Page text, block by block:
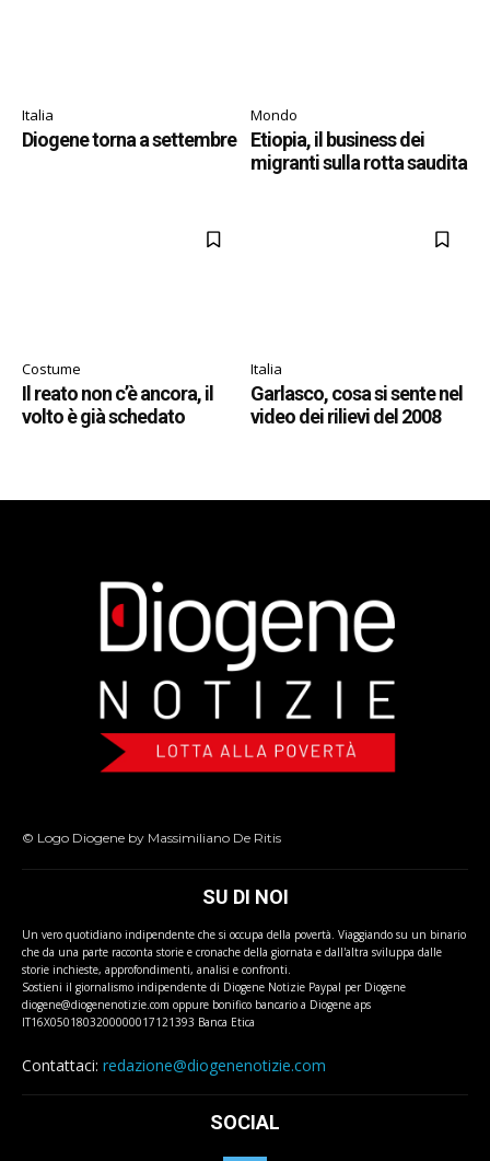
Italia
Diogene torna a settembre
Mondo
Etiopia, il business dei
migranti sulla rotta saudita
Costume
Il reato non c’è ancora, il
volto è già schedato
Italia
Garlasco, cosa si sente nel
video dei rilievi del 2008
© Logo Diogene by Massimiliano De Ritis
SU DI NOI
Un vero quotidiano indipendente che si occupa della povertà. Viaggiando su un binario
che da una parte racconta storie e cronache della giornata e dall'altra sviluppa dalle
storie inchieste, approfondimenti, analisi e confronti.
Sostieni il giornalismo indipendente di Diogene Notizie Paypal per Diogene
diogene@diogenenotizie.com oppure bonifico bancario a Diogene aps
IT16X0501803200000017121393 Banca Etica
Contattaci: redazione@diogenenotizie.com
SOCIAL